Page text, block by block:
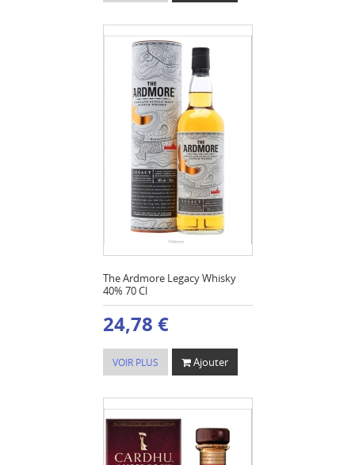
The Ardmore Legacy Whisky
40% 70 Cl
24,78 €
VOIR PLUS Ajouter